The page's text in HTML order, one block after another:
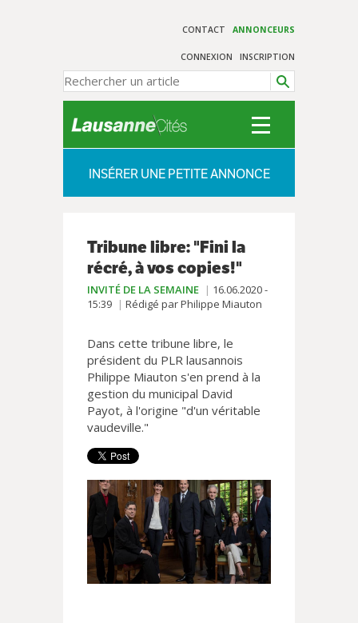
CONTACT ANNONCEURS
CONNEXION INSCRIPTION
INSÉRER UNE PETITE ANNONCE
Tribune libre: "Fini la
récré, à vos copies!"
INVITÉ DE LA SEMAINE
16.06.2020 -
15:39
Rédigé par Philippe Miauton
Dans cette tribune libre, le
président du PLR lausannois
Philippe Miauton s'en prend à la
gestion du municipal David
Payot, à l'origine "d'un véritable
vaudeville."